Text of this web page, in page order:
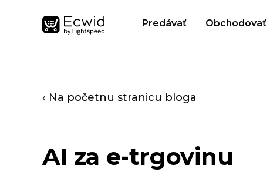
Predávať Obchodovať
‹ Na početnu stranicu bloga
AI za e-trgovinu